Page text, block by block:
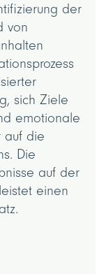
der
von
sich Ziele
emotionale
auf die
Die
auf der
einen